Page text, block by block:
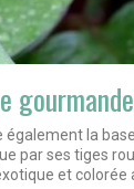
également la
par ses tiges
et colorée